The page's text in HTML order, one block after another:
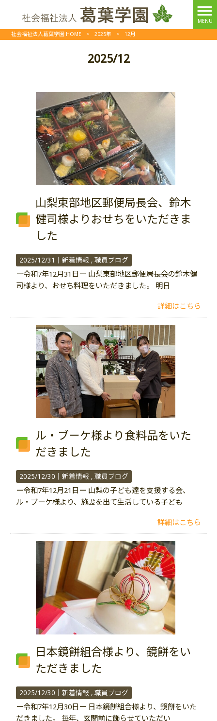
MENU
社会福祉法人葛葉学園 HOME > 2025年 > 12月
2025/12
山梨東部地区郵便局長会、鈴木
健司様よりおせちをいただきま
した
2025/12/31｜新着情報 職員ブログ
ー令和7年12月31日ー 山梨東部地区郵便局長会の鈴木健
司様より、おせち料理をいただきました。 明日
詳細はこちら
ル・ブーケ様より食料品をいた
だきました
2025/12/30｜新着情報 職員ブログ
ー令和7年12月21日ー 山梨の子ども達を支援する会、
ル・ブーケ様より、施設を出て生活している子ども
詳細はこちら
日本鏡餅組合様より、鏡餅をい
ただきました
2025/12/30｜新着情報 職員ブログ
ー令和7年12月30日ー 日本鏡餅組合様より、鏡餅をいた
だきました。 毎年、玄関前に飾らせていただい